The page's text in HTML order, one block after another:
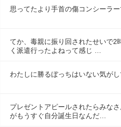
思ってたより手首の傷コンシーラ
てか、毒親に振り回されたせいで2
く派遣行ったよねって感じ …
わたしに勝るぼっちはいない気が
プレゼントアピールされたらみな
がもうすぐ自分誕生日なんだ…